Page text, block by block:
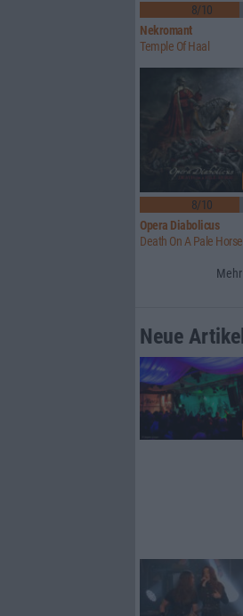
8/10
Nekromant
Temple Of Haal
8/10
Opera Diabolicus
Death On A Pale Horse
Mehr
Neue Artikel